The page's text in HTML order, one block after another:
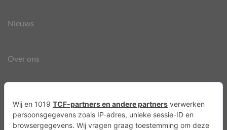
Nieuws
Over ons